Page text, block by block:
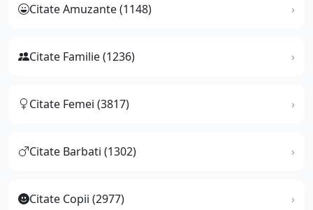
Citate Amuzante (1148)
Citate Familie (1236)
Citate Femei (3817)
Citate Barbati (1302)
Citate Copii (2977)